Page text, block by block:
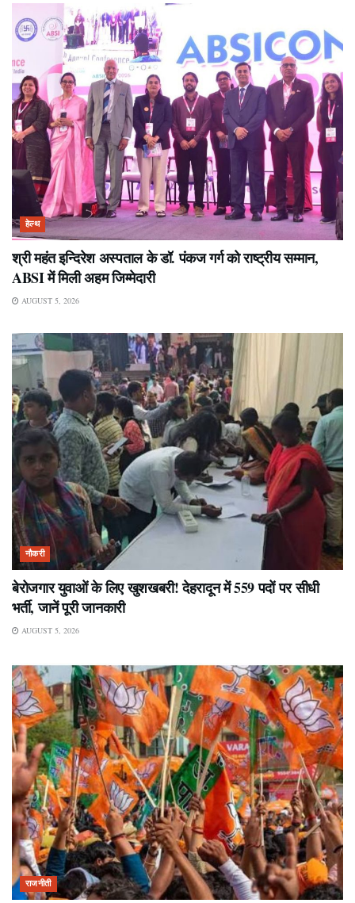
हेल्थ
श्री महंत इन्दिरेश अस्पताल के डॉ. पंकज गर्ग को राष्ट्रीय सम्मान,
ABSI में मिली अहम जिम्मेदारी
AUGUST 5, 2026
नौकरी
बेरोजगार युवाओं के लिए खुशखबरी! देहरादून में 559 पदों पर सीधी
भर्ती, जानें पूरी जानकारी
AUGUST 5, 2026
राजनीती